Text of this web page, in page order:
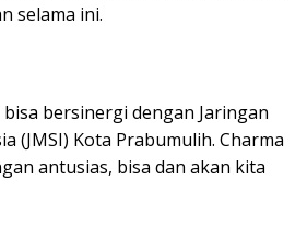
selama ini.
bersinergi dengan Jaringan
(JMSI) Kota Prabumulih. Charma
antusias, bisa dan akan kita